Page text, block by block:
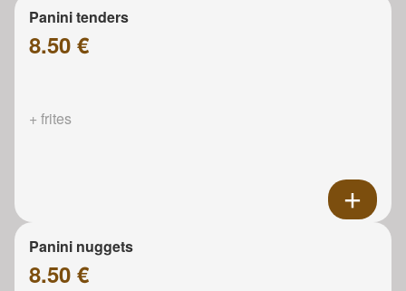
Panini tenders
8.50 €
+ frites
Panini nuggets
8.50 €